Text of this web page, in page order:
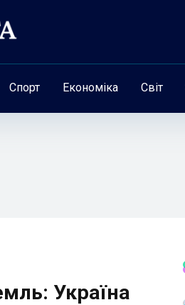
Спорт Економіка Світ
Україна